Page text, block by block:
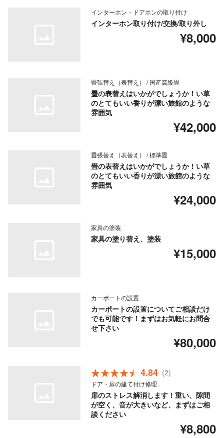
インターホン・ドアホンの取り付け
インターホン取り付け/交換/取り外し
¥8,000
畳張替え（表替え） / 国産高級畳
畳の表替えはいかがでしょうか！い草
のとてもいい香りが漂い旅館のような
雰囲気
¥42,000
畳張替え（表替え） / 標準畳
畳の表替えはいかがでしょうか！い草
のとてもいい香りが漂い旅館のような
雰囲気
¥24,000
家具の塗装
家具の塗り替え、塗装
¥15,000
カーポートの設置
カーポートの設置についてご相談だけ
でも可能です！まずはお気軽にお問合
せ下さい
¥80,000
4.84 (2)
ドア・扉の建て付け修理
扉のストレス解消します！重い、隙間
が空く、音が大きいなど、まずはご相
談ください
¥8,800